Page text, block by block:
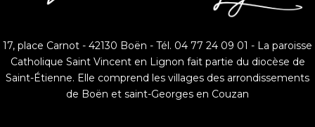
17, place Carnot - 42130 Boën - Tél. 04 77 24 09 01 - La paroisse
Catholique Saint Vincent en Lignon fait partie du diocèse de
Saint-Étienne. Elle comprend les villages des arrondissements
de Boën et saint-Georges en Couzan